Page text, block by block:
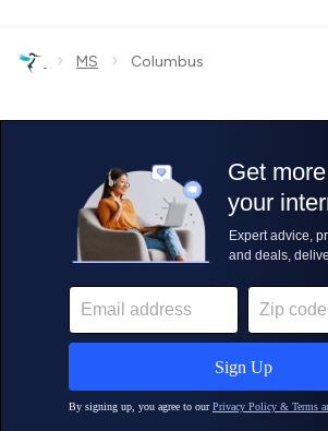
› MS › Columbus